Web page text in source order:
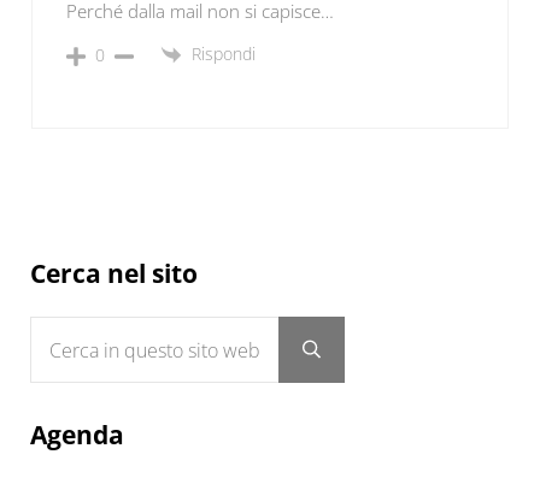
Perché dalla mail non si capisce…
0 Rispondi
Sidebar
Cerca nel sito
Submit search
Agenda